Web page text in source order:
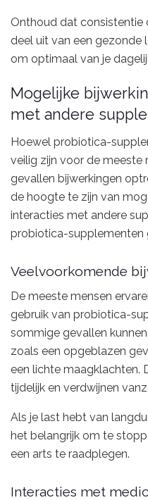
Onthoud dat consistentie
deel uit van een gezonde
om optimaal van je
Mogelijke
met andere
Hoewel probiotica-
veilig zijn voor de meeste
gevallen bijwerkingen
de hoogte te zijn van
interacties met andere
probiotica-supplementen
Veelvoorkomende
De meeste mensen
gebruik van probiotica-
sommige gevallen
zoals een opgeblazen
een lichte maagklachten.
tijdelijk en verdwijnen
Als je last hebt van
het belangrijk om te
een arts te raadplegen.
Interacties met